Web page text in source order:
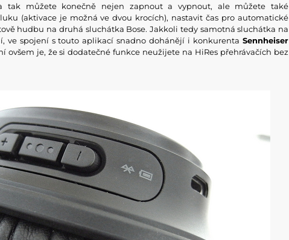
tak můžete konečně nejen zapnout a vypnout, ale můžete také
(aktivace je možná ve dvou krocích), nastavit čas pro automatické
hudbu na druhá sluchátka Bose. Jakkoli tedy samotná sluchátka na
ve spojení s touto aplikací snadno dohánějí i konkurenta Sennheiser
ovšem je, že si dodatečné funkce neužijete na HiRes přehrávačích bez